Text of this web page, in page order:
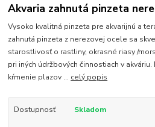
Akvaria zahnutá pinzeta
Vysoko kvalitná pinzeta pre akvarijnú a
zahnutá pinzeta z nerezovej ocele sa
starostlivosť o rastliny, okrasné riasy /
pri iných údržbových činnostiach v
kŕmenie plazov ... celý popis
Dostupnosť Skladom